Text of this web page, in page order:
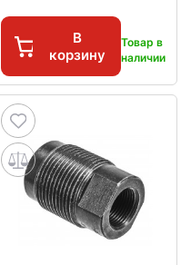
В
корзину
Товар в
наличии